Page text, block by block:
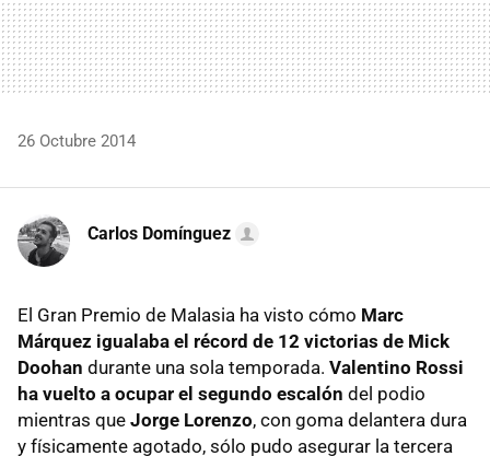
26 Octubre 2014
Carlos Domínguez
El Gran Premio de Malasia ha visto cómo Marc
Márquez igualaba el récord de 12 victorias de Mick
Doohan durante una sola temporada. Valentino Rossi
ha vuelto a ocupar el segundo escalón del podio
mientras que Jorge Lorenzo, con goma delantera dura
y físicamente agotado, sólo pudo asegurar la tercera